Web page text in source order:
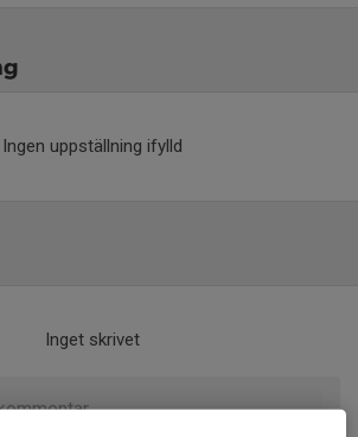
Ingen uppställning ifylld
Inget skrivet